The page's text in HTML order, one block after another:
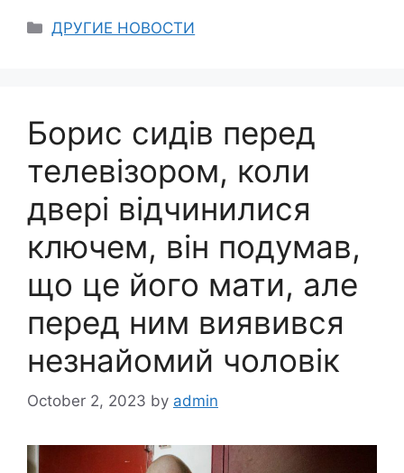
Categories
ДРУГИЕ НОВОСТИ
Борис сидів перед
телевізором, коли
двері відчинилися
ключем, він подумав,
що це його мати, але
перед ним виявився
незнайомий чоловік
October 2, 2023 by admin